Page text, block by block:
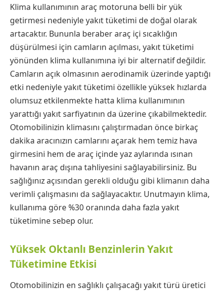
Klima kullanımının araç motoruna belli bir yük
getirmesi nedeniyle yakıt tüketimi de doğal olarak
artacaktır. Bununla beraber araç içi sıcaklığın
düşürülmesi için camların açılması, yakıt tüketimi
yönünden klima kullanımına iyi bir alternatif değildir.
Camların açık olmasının aerodinamik üzerinde yaptığı
etki nedeniyle yakıt tüketimi özellikle yüksek hızlarda
olumsuz etkilenmekte hatta klima kullanımının
yarattığı yakıt sarfiyatının da üzerine çıkabilmektedir.
Otomobilinizin klimasını çalıştırmadan önce birkaç
dakika aracınızın camlarını açarak hem temiz hava
girmesini hem de araç içinde yaz aylarında ısınan
havanın araç dışına tahliyesini sağlayabilirsiniz. Bu
sağlığınız açısından gerekli olduğu gibi klimanın daha
verimli çalışmasını da sağlayacaktır. Unutmayın klima,
kullanıma göre %30 oranında daha fazla yakıt
tüketimine sebep olur.
Yüksek Oktanlı Benzinlerin Yakıt
Tüketimine Etkisi
Otomobilinizin en sağlıklı çalışacağı yakıt türü üretici